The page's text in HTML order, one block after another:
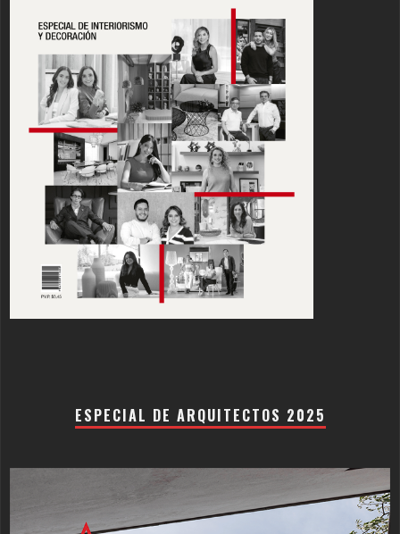
ESPECIAL DE ARQUITECTOS 2025